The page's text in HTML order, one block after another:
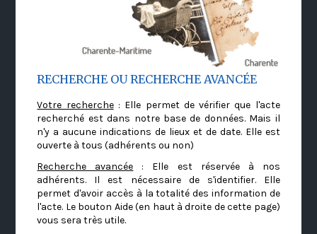
RECHERCHE OU RECHERCHE AVANCÉE
Votre recherche: Elle permet de vérifier que l'acte
recherché est dans notre base de données. Mais il
n'y a aucune indications de lieux et de date. Elle est
ouverte à tous (adhérents ou non)
Recherche avancée : Elle est réservée à nos
adhérents. Il est nécessaire de s'identifier. Elle
permet d'avoir accès à la totalité des information de
l'acte. Le bouton Aide (en haut à droite de cette page)
vous sera très utile.